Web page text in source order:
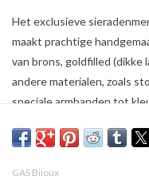
Het exclusieve
maakt prachtige
van brons, goldfilled (dikke
andere materialen, zoals
speciale armbanden tot
GAS Bijoux